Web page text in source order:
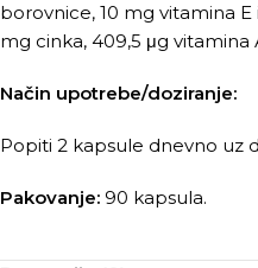
borovnice, 10 mg vitamina
mg cinka, 409,5 μg vitamina
Način upotrebe/doziranje:
Popiti 2 kapsule dnevno uz
Pakovanje: 90 kapsula.